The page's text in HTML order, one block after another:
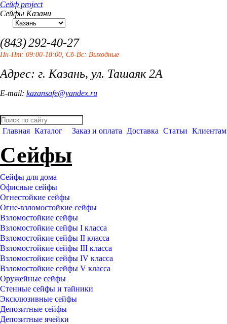
Сейф project
Сейфы Казани
(843)292-40-27
Пн-Пт: 09:00-18:00, Сб-Вс: Выходные
Адрес: г. Казань, ул. Ташаяк 2А
E-mail: kazansafe@yandex.ru
Главная Каталог Заказ и оплата Доставка Статьи Клиентам
Сейфы
Сейфы для дома
Офисные сейфы
Огнестойкие сейфы
Огне-взломостойкие сейфы
Взломостойкие сейфы
Взломостойкие сейфы I класса
Взломостойкие сейфы II класса
Взломостойкие сейфы III класса
Взломостойкие сейфы IV класса
Взломостойкие сейфы V класса
Оружейные сейфы
Стенные сейфы и тайники
Эксклюзивные сейфы
Депозитные сейфы
Депозитные ячейки